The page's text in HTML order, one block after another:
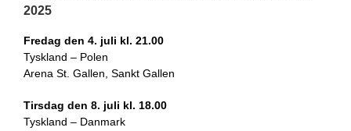
2025
Fredag den 4. juli kl. 21.00
Tyskland – Polen
Arena St. Gallen, Sankt Gallen
Tirsdag den 8. juli kl. 18.00
Tyskland – Danmark